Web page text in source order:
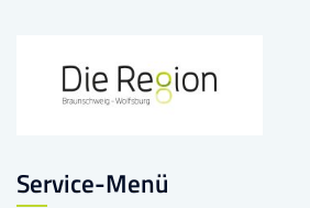
Service-Menü